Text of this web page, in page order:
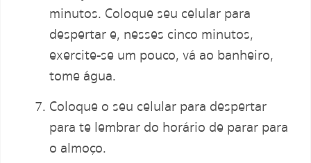
minutos. Coloque seu celular para
despertar e, nesses cinco minutos,
exercite-se um pouco, vá ao banheiro,
tome água.
Coloque o seu celular para despertar
para te lembrar do horário de parar para
o almoço.